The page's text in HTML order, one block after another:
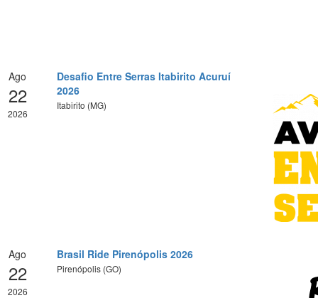
Ago
22
2026
Desafio Entre Serras Itabirito Acuruí
2026
Itabirito (MG)
Ago
22
2026
Brasil Ride Pirenópolis 2026
Pirenópolis (GO)